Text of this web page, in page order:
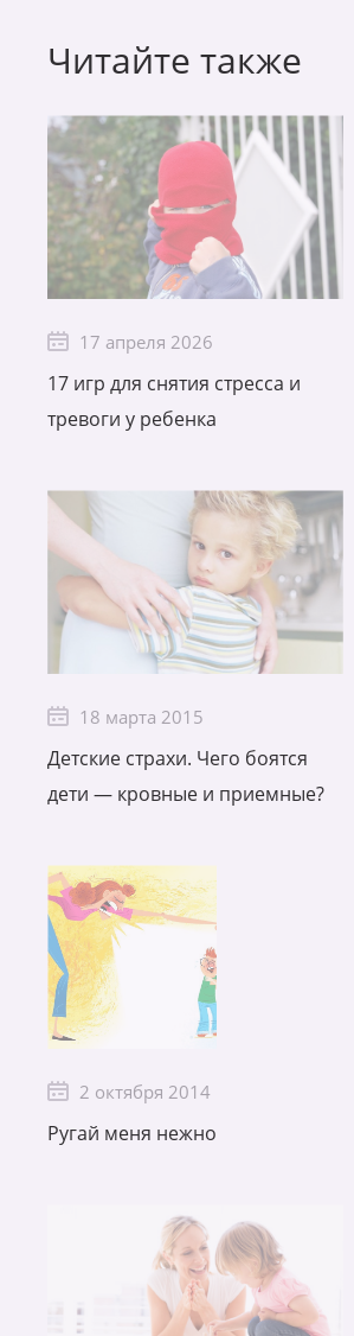
Читайте также
17 апреля 2026
17 игр для снятия стресса и
тревоги у ребенка
18 марта 2015
Детские страхи. Чего боятся
дети — кровные и приемные?
2 октября 2014
Ругай меня нежно